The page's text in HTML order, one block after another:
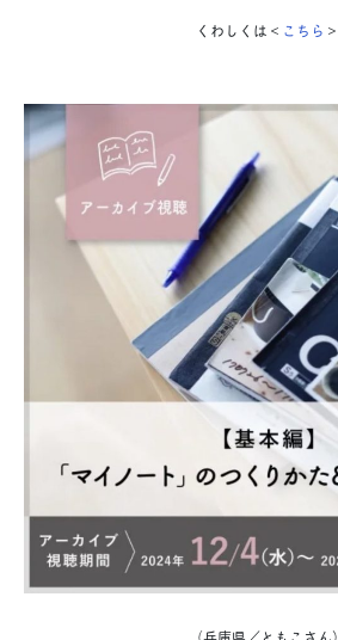
くわしくは＜ こちら ＞